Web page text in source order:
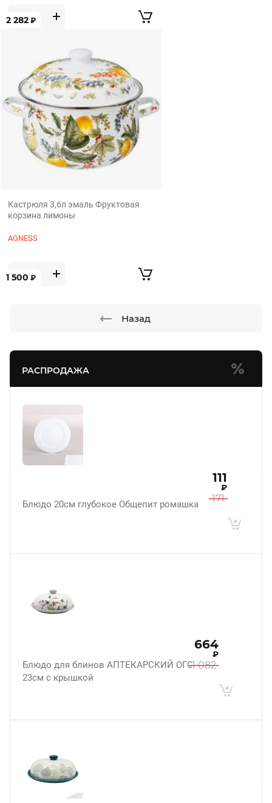
РАСПРОДАЖА
Блюдо 20см глубокое Общепит ромашка 171
111
₽
Блюдо для блинов АПТЕКАРСКИЙ ОГОРОД
23см с крышкой
1 082
664
₽
2 282 ₽
Кастрюля 3,6л эмаль Фруктовая
корзина лимоны
AGNESS
1 500 ₽
Назад